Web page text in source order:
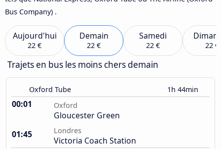
Bus Company) .
Aujourd'hui
22 €
Demain
22 €
Samedi
22 € 22 €
Trajets en bus les moins chers demain
Oxford Tube 1h 44min
00:01 Oxford
Gloucester Green
01:45
Londres
Victoria Coach Station